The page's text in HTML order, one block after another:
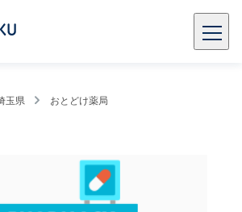
玉県 おとどけ薬局